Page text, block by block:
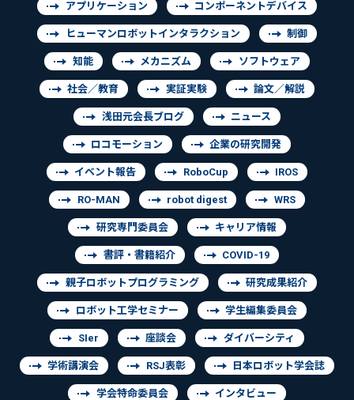
アプリケーション コンポーネントデバイス
ヒューマンロボットインタラクション 制御
知能 メカニズム ソフトウェア
社会／教育 実証実験 論文／解説
浅田元会長ブログ ニュース
ロコモーション 企業の研究開発
イベント報告 RoboCup IROS
RO-MAN robot digest WRS
研究専門委員会 キャリア情報
書評・書籍紹介 COVID-19
親子ロボットプログラミング 研究成果紹介
ロボット工学セミナー 学生編集委員会
SIer 座談会 ダイバーシティ
学術講演会 RSJ表彰 日本ロボット学会誌
学会特命委員会 インタビュー